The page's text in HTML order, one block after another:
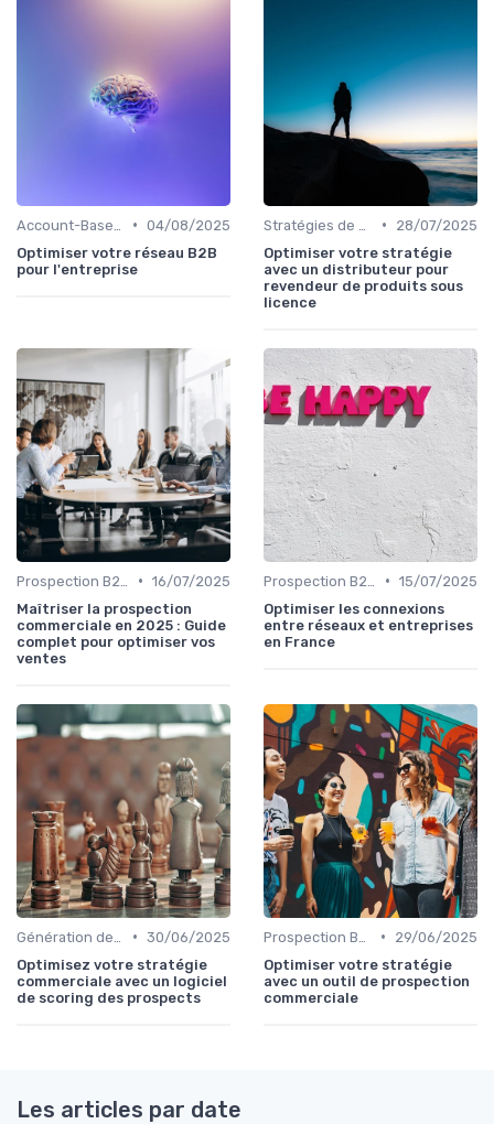
• 04/08/2025
Optimiser votre réseau B2B
pour l'entreprise
•
28/07/2025
Optimiser votre stratégie
avec un distributeur pour
revendeur de produits sous
licence
• 16/07/2025
Maîtriser la prospection
commerciale en 2025 : Guide
complet pour optimiser vos
ventes
• 15/07/2025
Optimiser les connexions
entre réseaux et entreprises
en France
• 30/06/2025
Optimisez votre stratégie
commerciale avec un logiciel
de scoring des prospects
•
29/06/2025
Optimiser votre stratégie
avec un outil de prospection
commerciale
Les articles par date